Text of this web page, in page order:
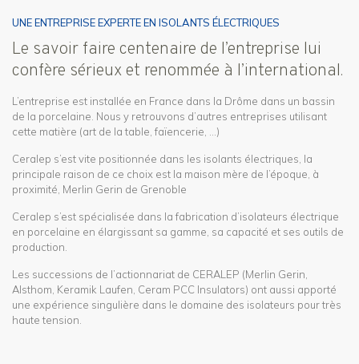
UNE ENTREPRISE EXPERTE EN ISOLANTS ÉLECTRIQUES
Le savoir faire centenaire de l’entreprise lui
confère sérieux et renommée à l’international.
L’entreprise est installée en France dans la Drôme dans un bassin
de la porcelaine. Nous y retrouvons d’autres entreprises utilisant
cette matière (art de la table, faïencerie, …)
Ceralep s’est vite positionnée dans les isolants électriques, la
principale raison de ce choix est la maison mère de l’époque, à
proximité, Merlin Gerin de Grenoble
Ceralep s’est spécialisée dans la fabrication d’isolateurs électrique
en porcelaine en élargissant sa gamme, sa capacité et ses outils de
production.
Les successions de l’actionnariat de CERALEP (Merlin Gerin,
Alsthom, Keramik Laufen, Ceram PCC Insulators) ont aussi apporté
une expérience singulière dans le domaine des isolateurs pour très
haute tension.